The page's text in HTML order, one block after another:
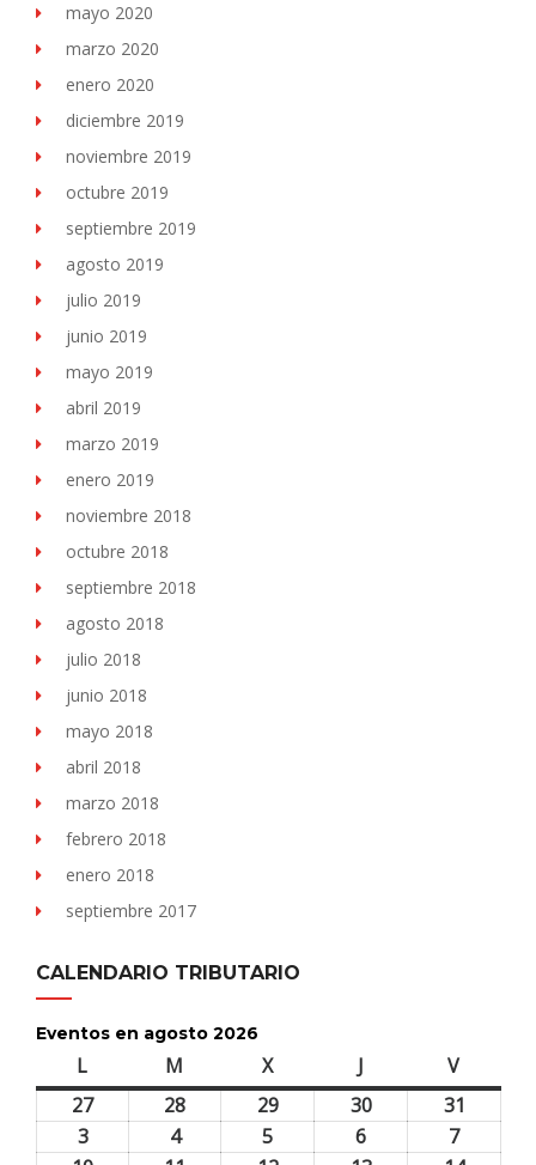
mayo 2020
marzo 2020
enero 2020
diciembre 2019
noviembre 2019
octubre 2019
septiembre 2019
agosto 2019
julio 2019
junio 2019
mayo 2019
abril 2019
marzo 2019
enero 2019
noviembre 2018
octubre 2018
septiembre 2018
agosto 2018
julio 2018
junio 2018
mayo 2018
abril 2018
marzo 2018
febrero 2018
enero 2018
septiembre 2017
CALENDARIO TRIBUTARIO
Eventos en agosto 2026
L M Xmiércoles J Vviernes
2727
28 2929
3030
31
33
44
5 6 77